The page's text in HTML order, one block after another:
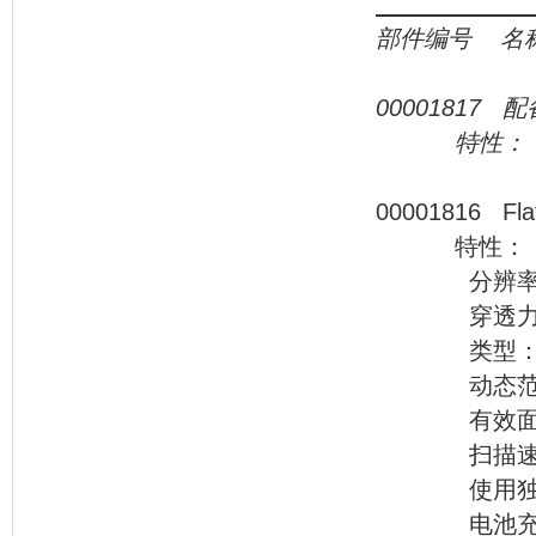
部件编号 名
00001817 配
特性：
特性：
分辨率：
穿透力：
类型：线
动态范围
有效面积
扫描速度：
使用独立
电池充满